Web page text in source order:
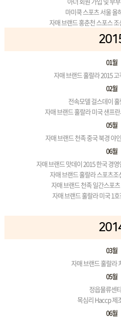
마미쿡 스포츠 서울 올
자매 브랜드 홍춘천 스포스
01월
자매 브랜드 훌랄라 2015
02월
전속모델 걸스데이
자매 브랜드 훌랄라 미국 샌프
05월
자매 브랜드 천족 중국 북경 야
06월
자매 브랜드 맛데이 2015 한국 경
자매 브랜드 훌랄라 스포츠조
자매 브랜드 천족 일간스포
자매 브랜드 훌랄라 미국 1
03월
자매 브랜드 훌랄라
05월
정읍물류센
목심리 Haccp 제
06월